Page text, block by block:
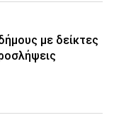
με δείκτες